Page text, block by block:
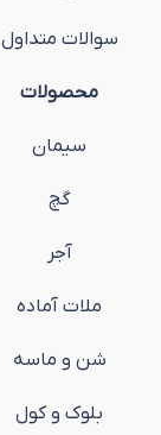
سوالات متداول
محصولات
سیمان
گچ
آجر
ملات آماده
شن و ماسه
بلوک و کول